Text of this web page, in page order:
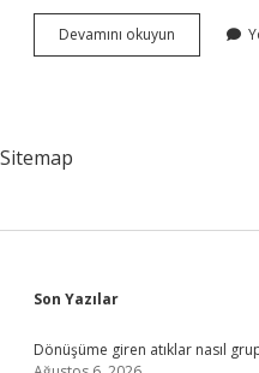
Devamını okuyun Japonyada
Bir
Sitemap
Sidebar
Son Yazılar
Dönüşüme giren atıklar nasıl